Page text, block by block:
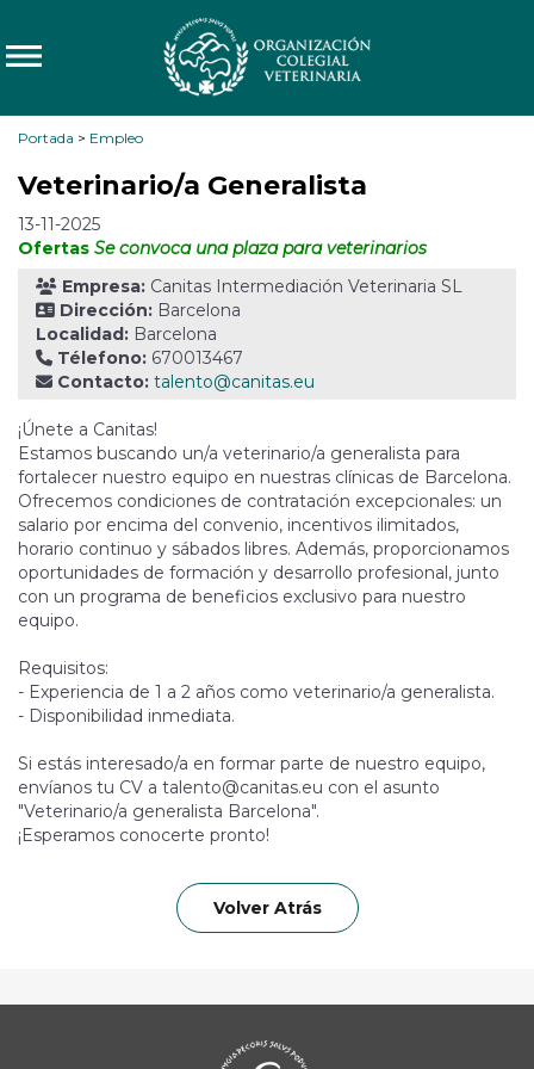
Portada > Empleo
Veterinario/a Generalista
13-11-2025
Ofertas Se convoca una plaza para veterinarios
Empresa: Canitas Intermediación Veterinaria SL
Dirección: Barcelona
Localidad: Barcelona
Télefono: 670013467
Contacto: talento@canitas.eu
¡Únete a Canitas!
Estamos buscando un/a veterinario/a generalista para
fortalecer nuestro equipo en nuestras clínicas de Barcelona.
Ofrecemos condiciones de contratación excepcionales: un
salario por encima del convenio, incentivos ilimitados,
horario continuo y sábados libres. Además, proporcionamos
oportunidades de formación y desarrollo profesional, junto
con un programa de beneficios exclusivo para nuestro
equipo.
Requisitos:
- Experiencia de 1 a 2 años como veterinario/a generalista.
- Disponibilidad inmediata.
Si estás interesado/a en formar parte de nuestro equipo,
envíanos tu CV a talento@canitas.eu con el asunto
"Veterinario/a generalista Barcelona".
¡Esperamos conocerte pronto!
Volver Atrás